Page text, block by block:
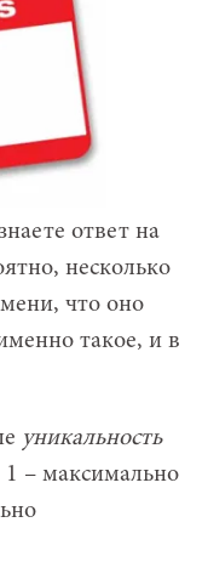
ответ на
несколько
что оно
такое, и в
уникальность
1 – максимально